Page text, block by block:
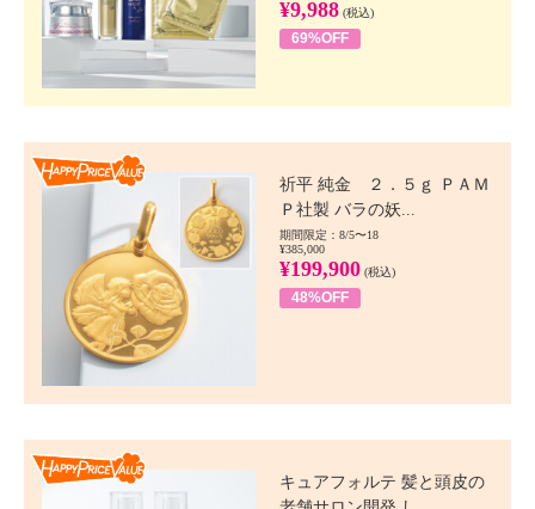
¥9,988 (税込)
69%OFF
祈平 純金 ２．５ｇ ＰＡＭ
Ｐ社製 バラの妖...
期間限定：8/5〜18
¥385,000
¥199,900 (税込)
48%OFF
キュアフォルテ 髪と頭皮の